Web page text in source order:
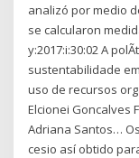
analizó por medio
se calcularon
y:2017:i:30:02 A
sustentabilidade
uso de recursos
Elcionei Goncalves
Adriana Santos…
cesio así obtido